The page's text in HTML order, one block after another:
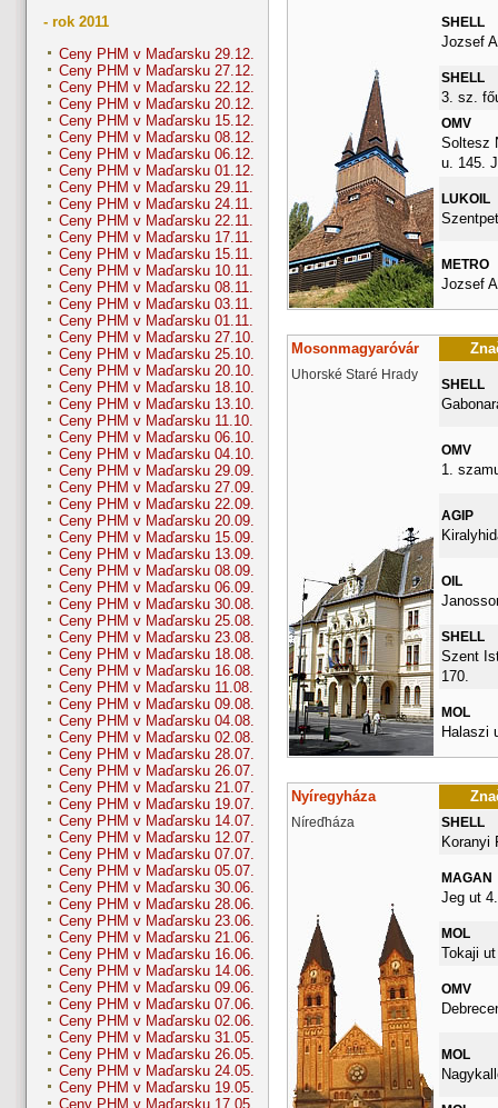
- rok 2011
Ceny PHM v Maďarsku 29.12.
Ceny PHM v Maďarsku 27.12.
Ceny PHM v Maďarsku 22.12.
Ceny PHM v Maďarsku 20.12.
Ceny PHM v Maďarsku 15.12.
Ceny PHM v Maďarsku 08.12.
Ceny PHM v Maďarsku 06.12.
Ceny PHM v Maďarsku 01.12.
Ceny PHM v Maďarsku 29.11.
Ceny PHM v Maďarsku 24.11.
Ceny PHM v Maďarsku 22.11.
Ceny PHM v Maďarsku 17.11.
Ceny PHM v Maďarsku 15.11.
Ceny PHM v Maďarsku 10.11.
Ceny PHM v Maďarsku 08.11.
Ceny PHM v Maďarsku 03.11.
Ceny PHM v Maďarsku 01.11.
Ceny PHM v Maďarsku 27.10.
Ceny PHM v Maďarsku 25.10.
Ceny PHM v Maďarsku 20.10.
Ceny PHM v Maďarsku 18.10.
Ceny PHM v Maďarsku 13.10.
Ceny PHM v Maďarsku 11.10.
Ceny PHM v Maďarsku 06.10.
Ceny PHM v Maďarsku 04.10.
Ceny PHM v Maďarsku 29.09.
Ceny PHM v Maďarsku 27.09.
Ceny PHM v Maďarsku 22.09.
Ceny PHM v Maďarsku 20.09.
Ceny PHM v Maďarsku 15.09.
Ceny PHM v Maďarsku 13.09.
Ceny PHM v Maďarsku 08.09.
Ceny PHM v Maďarsku 06.09.
Ceny PHM v Maďarsku 30.08.
Ceny PHM v Maďarsku 25.08.
Ceny PHM v Maďarsku 23.08.
Ceny PHM v Maďarsku 18.08.
Ceny PHM v Maďarsku 16.08.
Ceny PHM v Maďarsku 11.08.
Ceny PHM v Maďarsku 09.08.
Ceny PHM v Maďarsku 04.08.
Ceny PHM v Maďarsku 02.08.
Ceny PHM v Maďarsku 28.07.
Ceny PHM v Maďarsku 26.07.
Ceny PHM v Maďarsku 21.07.
Ceny PHM v Maďarsku 19.07.
Ceny PHM v Maďarsku 14.07.
Ceny PHM v Maďarsku 12.07.
Ceny PHM v Maďarsku 07.07.
Ceny PHM v Maďarsku 05.07.
Ceny PHM v Maďarsku 30.06.
Ceny PHM v Maďarsku 28.06.
Ceny PHM v Maďarsku 23.06.
Ceny PHM v Maďarsku 21.06.
Ceny PHM v Maďarsku 16.06.
Ceny PHM v Maďarsku 14.06.
Ceny PHM v Maďarsku 09.06.
Ceny PHM v Maďarsku 07.06.
Ceny PHM v Maďarsku 02.06.
Ceny PHM v Maďarsku 31.05.
Ceny PHM v Maďarsku 26.05.
Ceny PHM v Maďarsku 24.05.
Ceny PHM v Maďarsku 19.05.
Ceny PHM v Maďarsku 17.05.
SHELL
Jozsef
SHELL
3. sz.
OMV
Soltesz
u. 145.
LUKOIL
METRO
Jozsef
Mosonmagyaróvár
Uhorské Staré Hrady
SHELL
OMV
1.
AGIP
OIL
SHELL
Szent
170.
MOL
Halaszi
Nyíregyháza
Níreďháza SHELL
Koranyi
MAGAN
Jeg ut 4.
MOL
Tokaji
OMV
MOL